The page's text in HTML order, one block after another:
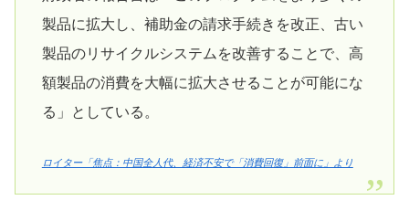
製品に拡大し、補助金の請求手続きを改正、古い
製品のリサイクルシステムを改善することで、高
額製品の消費を大幅に拡大させることが可能にな
る」としている。
ロイター「焦点：中国全人代、経済不安で「消費回復」前面に」より